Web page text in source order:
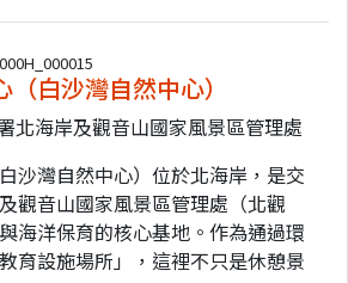
白沙灣自然中心）
北海岸及觀音山國家風景區管理處
沙灣自然中心）位於北海岸，是交
觀音山國家風景區管理處（北觀
海洋保育的核心基地。作為通過環
育設施場所」，這裡不只是休憩景